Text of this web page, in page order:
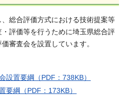
総合評価方式における技術提案等
評価等を行うために埼玉県総合評
審査会を設置しています。
設置要綱（PDF：738KB）
要綱（PDF：173KB）